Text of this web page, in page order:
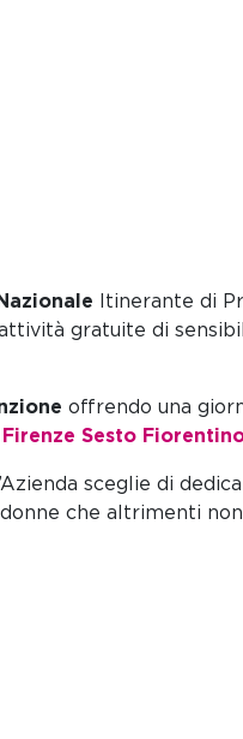
Itinerante di
gratuite di
offrendo una
Firenze Sesto
sceglie di
che altrimenti